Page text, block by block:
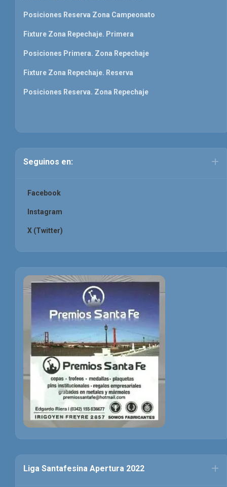
Posiciones Reserva Zona Campeonato
Fixture Zona Repechaje. Primera
Posiciones Primera. Zona Repechaje
Fixture Zona Repechaje. Reserva
Posiciones Reserva. Zona Repechaje
Seguinos en:
Facebook
Instagram
X (Twitter)
Liga Santafesina Apertura 2022